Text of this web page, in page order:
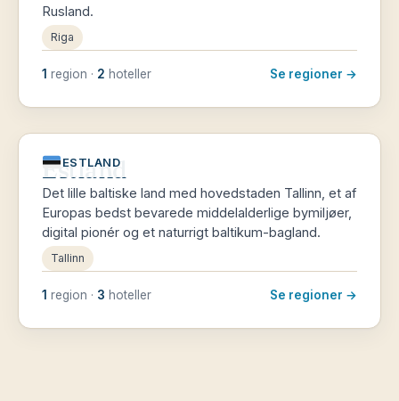
Rusland.
Riga
1 region · 2 hoteller Se regioner →
ESTLAND
Estland
Det lille baltiske land med hovedstaden Tallinn, et af
Europas bedst bevarede middelalderlige bymiljøer,
digital pionér og et naturrigt baltikum-bagland.
Tallinn
1 region · 3 hoteller Se regioner →